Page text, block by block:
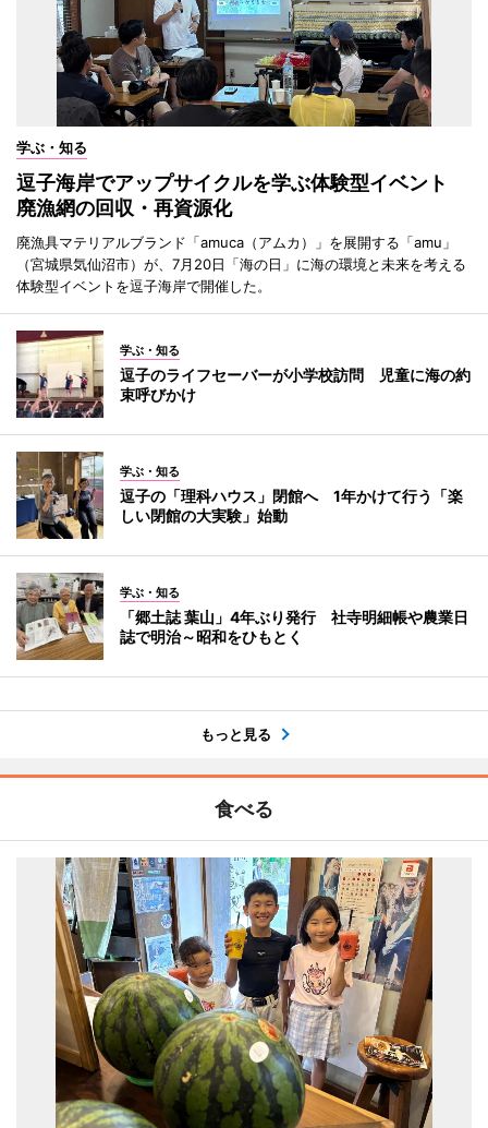
学ぶ・知る
逗子海岸でアップサイクルを学ぶ体験型イベント
廃漁網の回収・再資源化
廃漁具マテリアルブランド「amuca（アムカ）」を展開する「amu」
（宮城県気仙沼市）が、7月20日「海の日」に海の環境と未来を考える
体験型イベントを逗子海岸で開催した。
学ぶ・知る
逗子のライフセーバーが小学校訪問 児童に海の約
束呼びかけ
学ぶ・知る
逗子の「理科ハウス」閉館へ 1年かけて行う「楽
しい閉館の大実験」始動
学ぶ・知る
「郷土誌 葉山」4年ぶり発行 社寺明細帳や農業日
誌で明治～昭和をひもとく
もっと見る
食べる